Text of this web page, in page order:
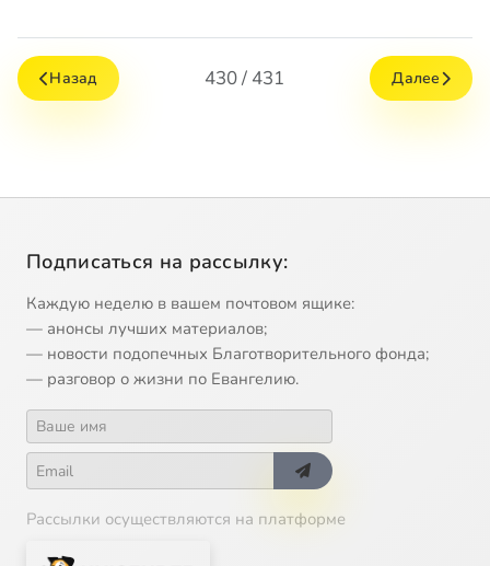
Назад 430 / 431 Далее
Подписаться на рассылку:
Каждую неделю в вашем почтовом ящике:
— анонсы лучших материалов;
— новости подопечных Благотворительного фонда;
— разговор о жизни по Евангелию.
Рассылки осуществляются на платформе